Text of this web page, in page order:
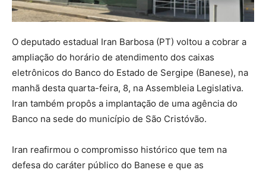
O deputado estadual Iran Barbosa (PT) voltou a cobrar a
ampliação do horário de atendimento dos caixas
eletrônicos do Banco do Estado de Sergipe (Banese), na
manhã desta quarta-feira, 8, na Assembleia Legislativa.
Iran também propôs a implantação de uma agência do
Banco na sede do município de São Cristóvão.
Iran reafirmou o compromisso histórico que tem na
defesa do caráter público do Banese e que as